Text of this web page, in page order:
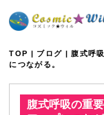
TOP | ブログ | 腹式呼
につながる。
腹式呼吸の重